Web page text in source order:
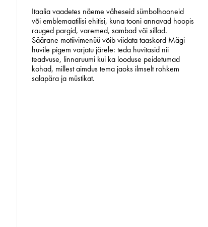
Itaalia vaadetes näeme väheseid sümbolhooneid
või emblemaatilisi ehitisi, kuna tooni annavad hoopis
rauged pargid, varemed, sambad või sillad.
Säärane motiivimenüü võib viidata taaskord Mägi
huvile pigem varjatu järele: teda huvitasid nii
teadvuse, linnaruumi kui ka looduse peidetumad
kohad, millest aimdus tema jaoks ilmselt rohkem
salapära ja müstikat.